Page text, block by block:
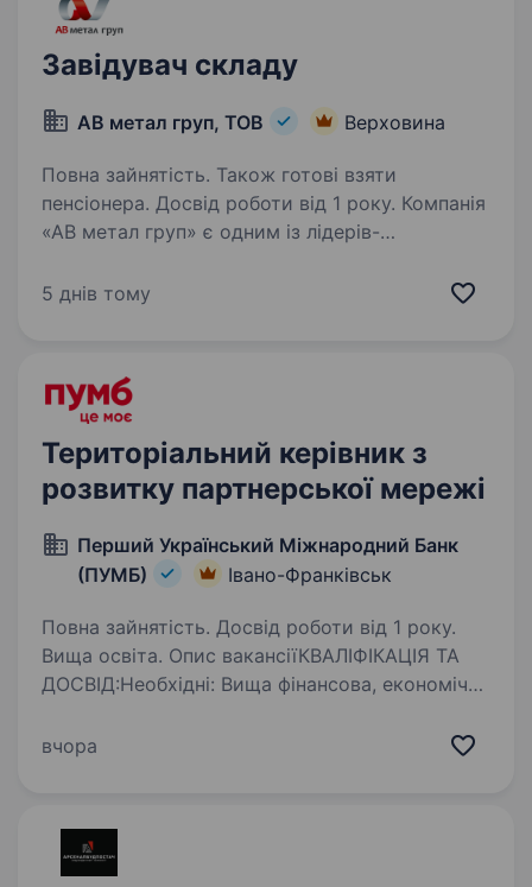
Завідувач складу
АВ метал груп, ТОВ Верховина
Повна зайнятість. Також готові взяти
пенсіонера. Досвід роботи від 1 року. Компанія
«АВ метал груп» є одним із лідерів-
Ми працюємо з 2009 року і вже маємо понад
5 днів тому
Територіальний керівник з
розвитку партнерської мережі
Перший Український Міжнародний Банк
(ПУМБ)
Івано-Франківськ
Повна зайнятість. Досвід роботи від 1 року.
Вища освіта. Опис вакансіїКВАЛІФІКАЦІЯ ТА
ДОСВІД:Необхідні: Вища фінансова, економічна
місяців в Роздрібному бізнесі; Хороші навички
вчора